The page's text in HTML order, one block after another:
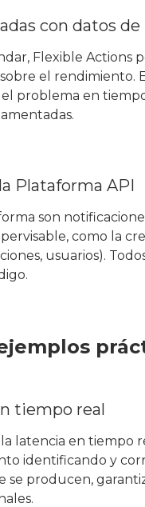
con datos
Flexible Actions
el rendimiento.
problema en
Plataforma API
son
como la
usuarios).
tiempo real
latencia en tiempo
identificando y
se producen,